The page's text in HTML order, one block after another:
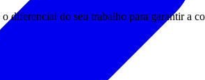
diferencial do seu trabalho para garantir a